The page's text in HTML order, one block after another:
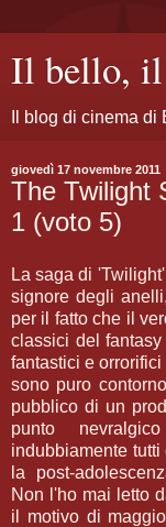
Il bello,
Il blog di cinema
giovedì 17 novembre 2011
The Twilight
1 (voto 5)
La saga di
signore degli
per il fatto che il
classici del
fantastici e
sono puro
pubblico di un
punto
indubbiamente
la post-
Non l'ho mai letto
il motivo di